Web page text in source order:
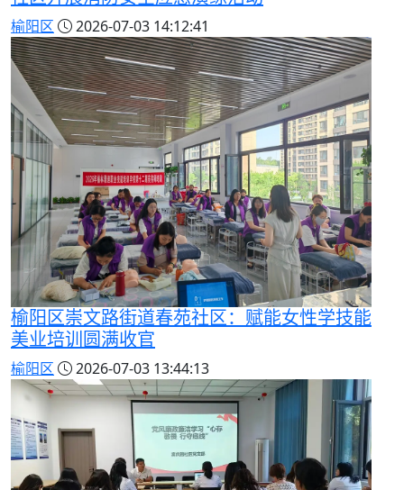
榆阳区 2026-07-03 14:12:41
榆阳区崇文路街道春苑社区：赋能女性学技能
美业培训圆满收官
榆阳区 2026-07-03 13:44:13